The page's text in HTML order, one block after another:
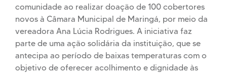
comunidade ao realizar doação de 100 cobertores
novos à Câmara Municipal de Maringá, por meio da
vereadora Ana Lúcia Rodrigues. A iniciativa faz
parte de uma ação solidária da instituição, que se
antecipa ao período de baixas temperaturas com o
objetivo de oferecer acolhimento e dignidade às